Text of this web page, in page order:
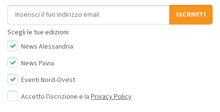
Indirizzo email
ISCRIVITI
Scegli le tue edizioni:
News Alessandria
News Pavia
Eventi Nord-Ovest
Accetto l'iscrizione e la Privacy Policy